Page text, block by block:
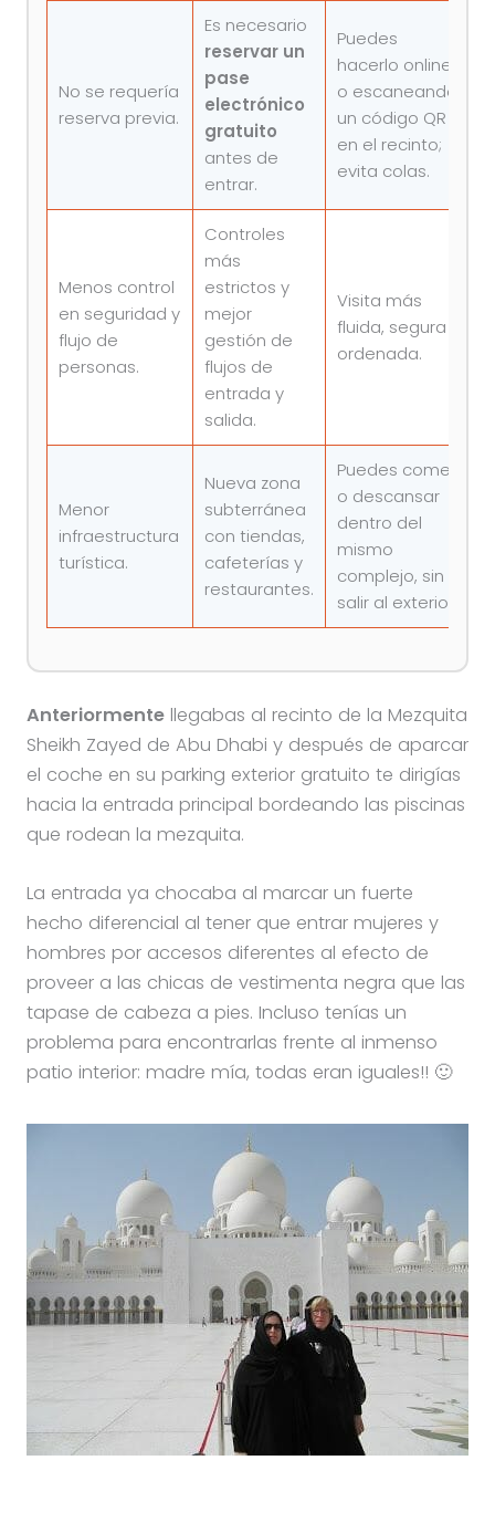
No se requería
reserva previa.
Es necesario
reservar un
pase
electrónico
gratuito
antes de
entrar.
Puedes
hacerlo online
o escaneando
un código QR
en el recinto;
evita colas.
Menos control
en seguridad y
flujo de
personas.
Controles
más
estrictos y
mejor
gestión de
flujos de
entrada y
salida.
Visita más
fluida, segura y
ordenada.
Menor
infraestructura
turística.
Nueva zona
subterránea
con tiendas,
cafeterías y
restaurantes.
Puedes comer
o descansar
dentro del
mismo
complejo, sin
salir al exterior.
Anteriormentellegabas al recinto de la Mezquita
Sheikh Zayed de Abu Dhabi y después de aparcar
el coche en su parking exterior gratuito te dirigías
hacia la entrada principal bordeando las piscinas
que rodean la mezquita.
La entrada ya chocaba al marcar un fuerte
hecho diferencial al tener que entrar mujeres y
hombres por accesos diferentes al efecto de
proveer a las chicas de vestimenta negra que las
tapase de cabeza a pies. Incluso tenías un
problema para encontrarlas frente al inmenso
patio interior: madre mía, todas eran iguales!! 🙂